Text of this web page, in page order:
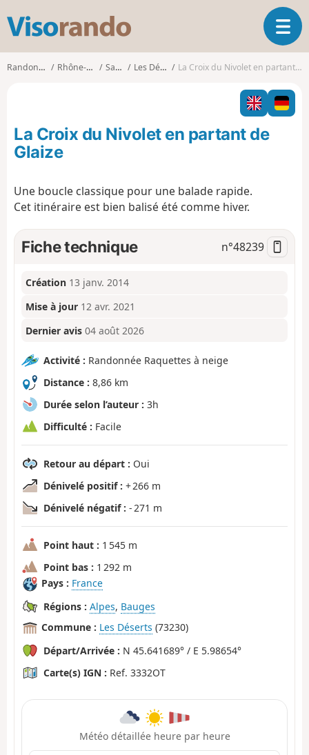
s
o
o
O
u
i
r
l
t
Randonnées Rhône-Alpes Savoie Les Déserts La Croix du Nivolet en partant de Glaize
La Croix du Nivolet en partant de
Glaize
Une boucle classique pour une balade rapide.
Cet itinéraire est bien balisé été comme hiver.
Fiche technique n°48239
Création 13 janv. 2014
Mise à jour 12 avr. 2021
Dernier avis 04 août 2026
Activité : Randonnée Raquettes à neige
Distance : 8,86 km
Durée selon l’auteur : 3h
Difficulté : Facile
Retour au départ : Oui
Dénivelé positif : + 266 m
Dénivelé négatif : - 271 m
Point haut : 1 545 m
Point bas : 1 292 m
Pays : France
Régions : Alpes, Bauges
Commune : Les Déserts (73230)
Départ/Arrivée : N 45.641689° / E 5.98654°
Carte(s) IGN : Ref. 3332OT
Météo détaillée heure par heure